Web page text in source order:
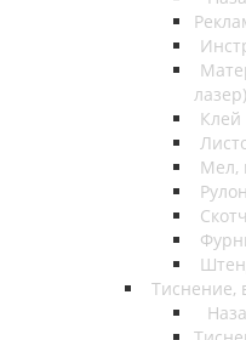
лазер)
Клей
Мел,
Скотч
Тиснение,